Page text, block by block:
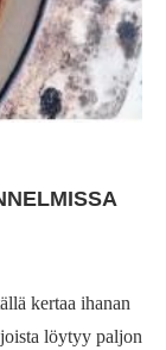
kertaa ihanan
löytyy paljon